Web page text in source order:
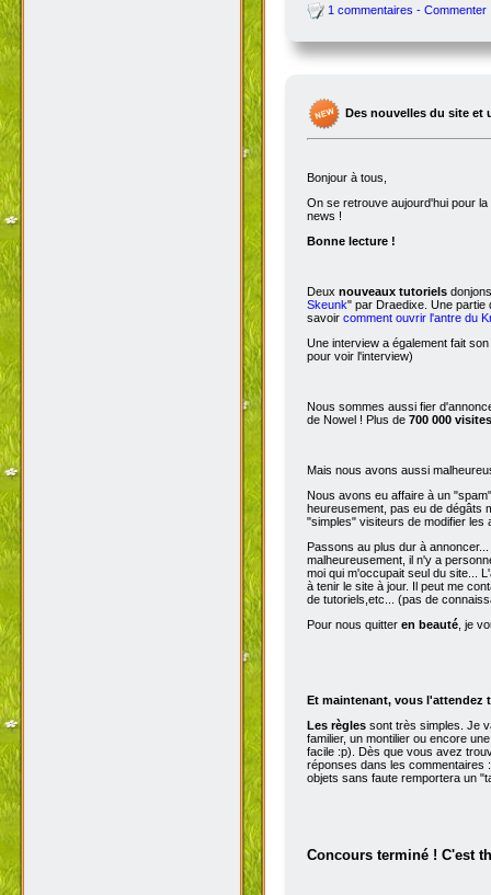
1 commentaires - Commenter
Des nouvelles du site
Bonjour à tous,
On se retrouve aujourd'hui pour
news !
Bonne lecture !
Deux nouveaux tutoriels
Skeunk" par Draedixe. Une partie
savoir comment ouvrir l'antre du
Une interview a également fait
pour voir l'interview)
Nous sommes aussi fier
de Nowel ! Plus de 700 000 visites
Mais nous avons aussi
Nous avons eu affaire à un
heureusement, pas eu de dégâts
"simples" visiteurs de modifier
Passons au plus dur à
malheureusement, il n'y a
moi qui m'occupait seul du site...
à tenir le site à jour. Il peut me
de tutoriels,etc... (pas de
Pour nous quitter en beauté, je
Et maintenant, vous l'attendez
Les règles sont très simples. Je
familier, un montilier ou encore
facile :p). Dès que vous avez
réponses dans les commentaires
objets sans faute remportera un
Concours terminé ! C'est